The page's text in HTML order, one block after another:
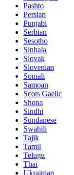
Pashto
Persian
Punjabi
Serbian
Sesotho
Sinhala
Slovak
Slovenian
Somali
Samoan
Scots Gaelic
Shona
Sindhi
Sundanese
Swahili
Tajik
Tamil
Telugu
Thai
Ukrainian